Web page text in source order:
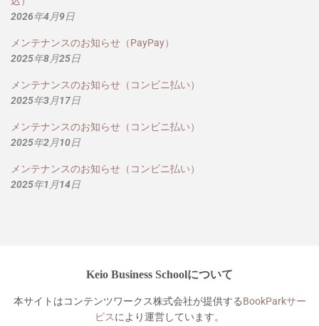
2026年4月9日
メンテナンスのお知らせ（PayPay）
2025年8月25日
メンテナンスのお知らせ（コンビニ払い）
2025年3月17日
メンテナンスのお知らせ（コンビニ払い）
2025年2月10日
メンテナンスのお知らせ（コンビニ払い）
2025年1月14日
Keio Business Schoolについて
本サイトはコンテンツワークス株式会社が提供するBookParkサー
ビスにより運営しています。